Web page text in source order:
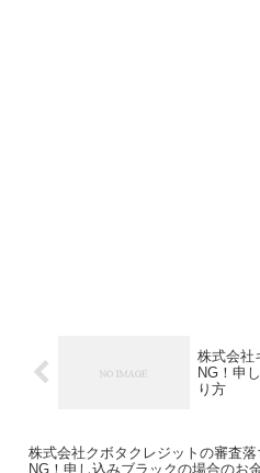
株式会社
NG！申
り方
株式会社クボタクレジットの審査落
NG！申し込みブラックの場合のお